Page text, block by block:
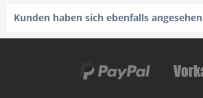
Kunden haben sich ebenfalls angesehen